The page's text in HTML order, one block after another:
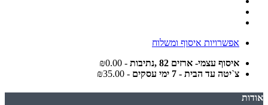
אפשרויות איסוף ומשלוח
איסוף עצמי- ארזים 82 ,נתיבות
- ₪0.00
צ`יטה עד הבית - 7 ימי עסקים
- ₪35.00
אודות